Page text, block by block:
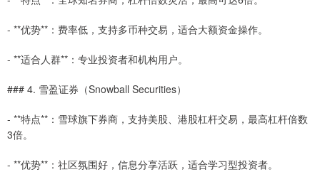
- **优势**：费率低，支持多币种交易，适合大额资金操作。
- **适合人群**：专业投资者和机构用户。
### 4. 雪盈证券（Snowball Securities）
- **特点**：雪球旗下券商，支持美股、港股杠杆交易，最高杠杆倍数
3倍。
- **优势**：社区氛围好，信息分享活跃，适合学习型投资者。